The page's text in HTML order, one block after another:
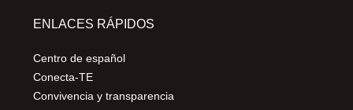
ENLACES RÁPIDOS
Centro de español
Conecta-TE
Convivencia y transparencia